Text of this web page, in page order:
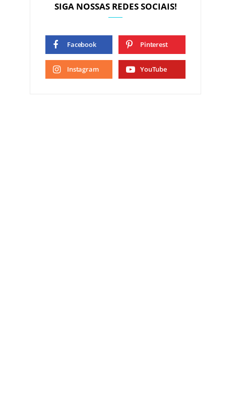
SIGA NOSSAS REDES SOCIAIS!
Facebook Pinterest
Instagram YouTube